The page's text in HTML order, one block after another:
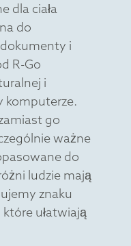
dla ciała
do
i
R-Go
i
komputerze.
go
ważne
do
ludzie mają
znaku
ułatwiają